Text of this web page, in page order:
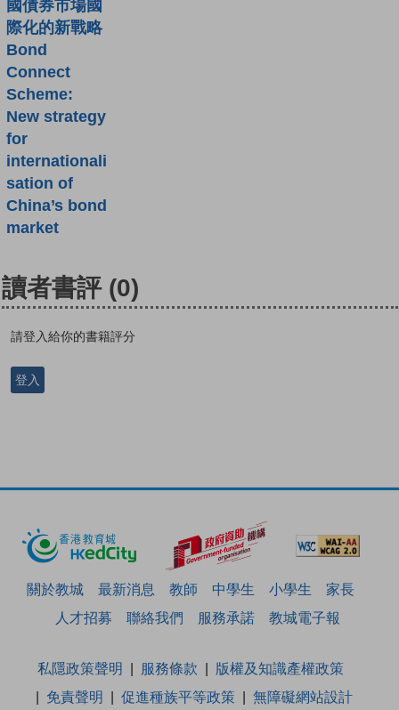
國債券市場國
際化的新戰略
Bond
Connect
Scheme:
New strategy
for
internationali
sation of
China’s bond
market
讀者書評 (0)
請登入給你的書籍評分
登入
關於教城 最新消息 教師 中學生 小學生
家長
人才招募
聯絡我們 服務承諾 教城電子報
私隱政策聲明 服務條款
版權及知識產權政策
免責聲明
促進種族平等政策 無障礙網站設計